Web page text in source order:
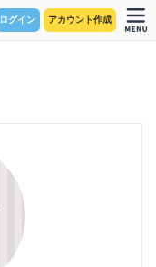
ログイン アカウント作成